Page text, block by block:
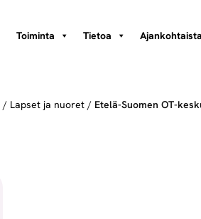
Toiminta Tietoa Ajankohtaista
/ Lapset ja nuoret / Etelä-Suomen OT-